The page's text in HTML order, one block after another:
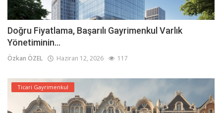
Doğru Fiyatlama, Başarılı Gayrimenkul Varlık
Yönetiminin...
Özkan ÖZEL Haziran 12, 2026 117
Ticari Gayrimenkul